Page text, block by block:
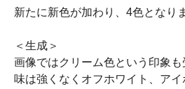
新たに新色が加わり、4色となり
＜生成＞
画像ではクリーム色という印象
味は強くなくオフホワイト、ア